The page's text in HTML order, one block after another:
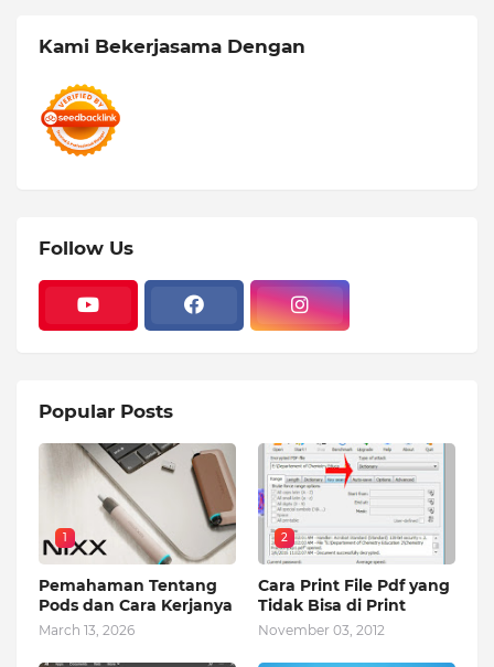
Kami Bekerjasama Dengan
Follow Us
Popular Posts
1
Pemahaman Tentang
Pods dan Cara Kerjanya
March 13, 2026
2
Cara Print File Pdf yang
Tidak Bisa di Print
November 03, 2012